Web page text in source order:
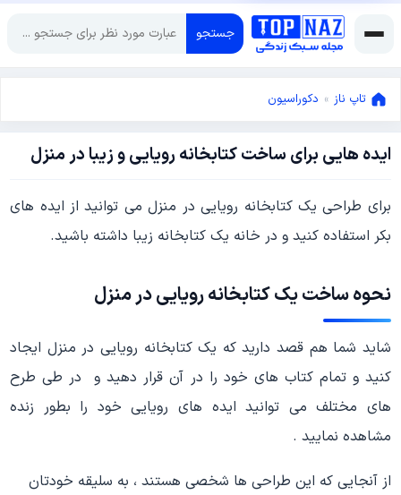
جستجو
تاپ ناز » دکوراسیون
ایده هایی برای ساخت کتابخانه رویایی و زیبا در منزل
جولای
2018 می
2018
برای طراحی یک کتابخانه رویایی در منزل می توانید از ایده های
بکر استفاده کنید و در خانه یک کتابخانه زیبا داشته باشید.
نحوه ساخت یک کتابخانه رویایی در منزل
شاید شما هم قصد دارید که یک کتابخانه رویایی در منزل ایجاد
کنید و تمام کتاب های خود را در آن قرار دهید و در طی طرح
های مختلف می توانید ایده های رویایی خود را بطور زنده
مشاهده نمایید .
از آنجایی که این طراحی ها شخصی هستند ، به سلیقه خودتان